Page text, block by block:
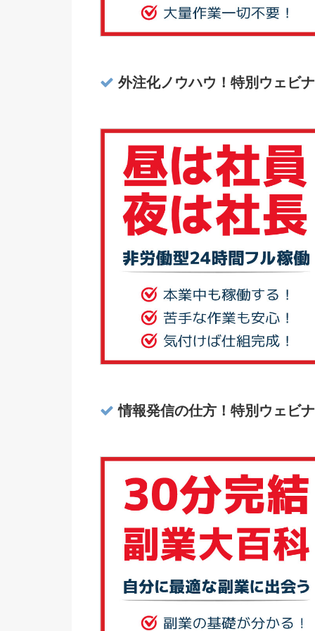
外注化ノウハウ！特別ウェビ
情報発信の仕方！特別ウェビ